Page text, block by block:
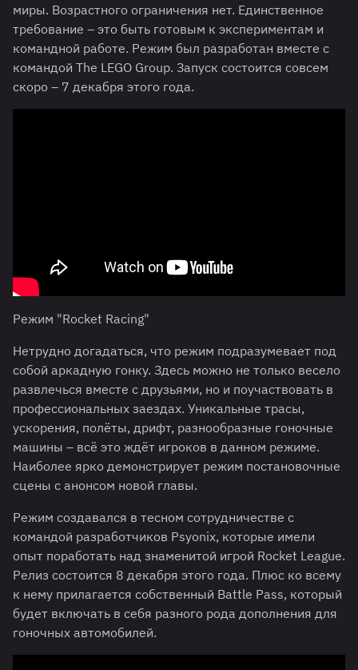
миры. Возрастного ограничения нет. Единственное
требование – это быть готовым к экспериментам и
командной работе. Режим был разработан вместе с
командой The LEGO Group. Запуск состоится совсем
скоро – 7 декабря этого года.
Режим "Rocket Racing"
Нетрудно догадаться, что режим подразумевает под
собой аркадную гонку. Здесь можно не только весело
развлечься вместе с друзьями, но и поучаствовать в
профессиональных заездах. Уникальные трасы,
ускорения, полёты, дрифт, разнообразные гоночные
машины – всё это ждёт игроков в данном режиме.
Наиболее ярко демонстрирует режим постановочные
сцены с анонсом новой главы.
Режим создавался в тесном сотрудничестве с
командой разработчиков Psyonix, которые имели
опыт поработать над знаменитой игрой Rocket League.
Релиз состоится 8 декабря этого года. Плюс ко всему
к нему прилагается собственный Battle Pass, который
будет включать в себя разного рода дополнения для
гоночных автомобилей.